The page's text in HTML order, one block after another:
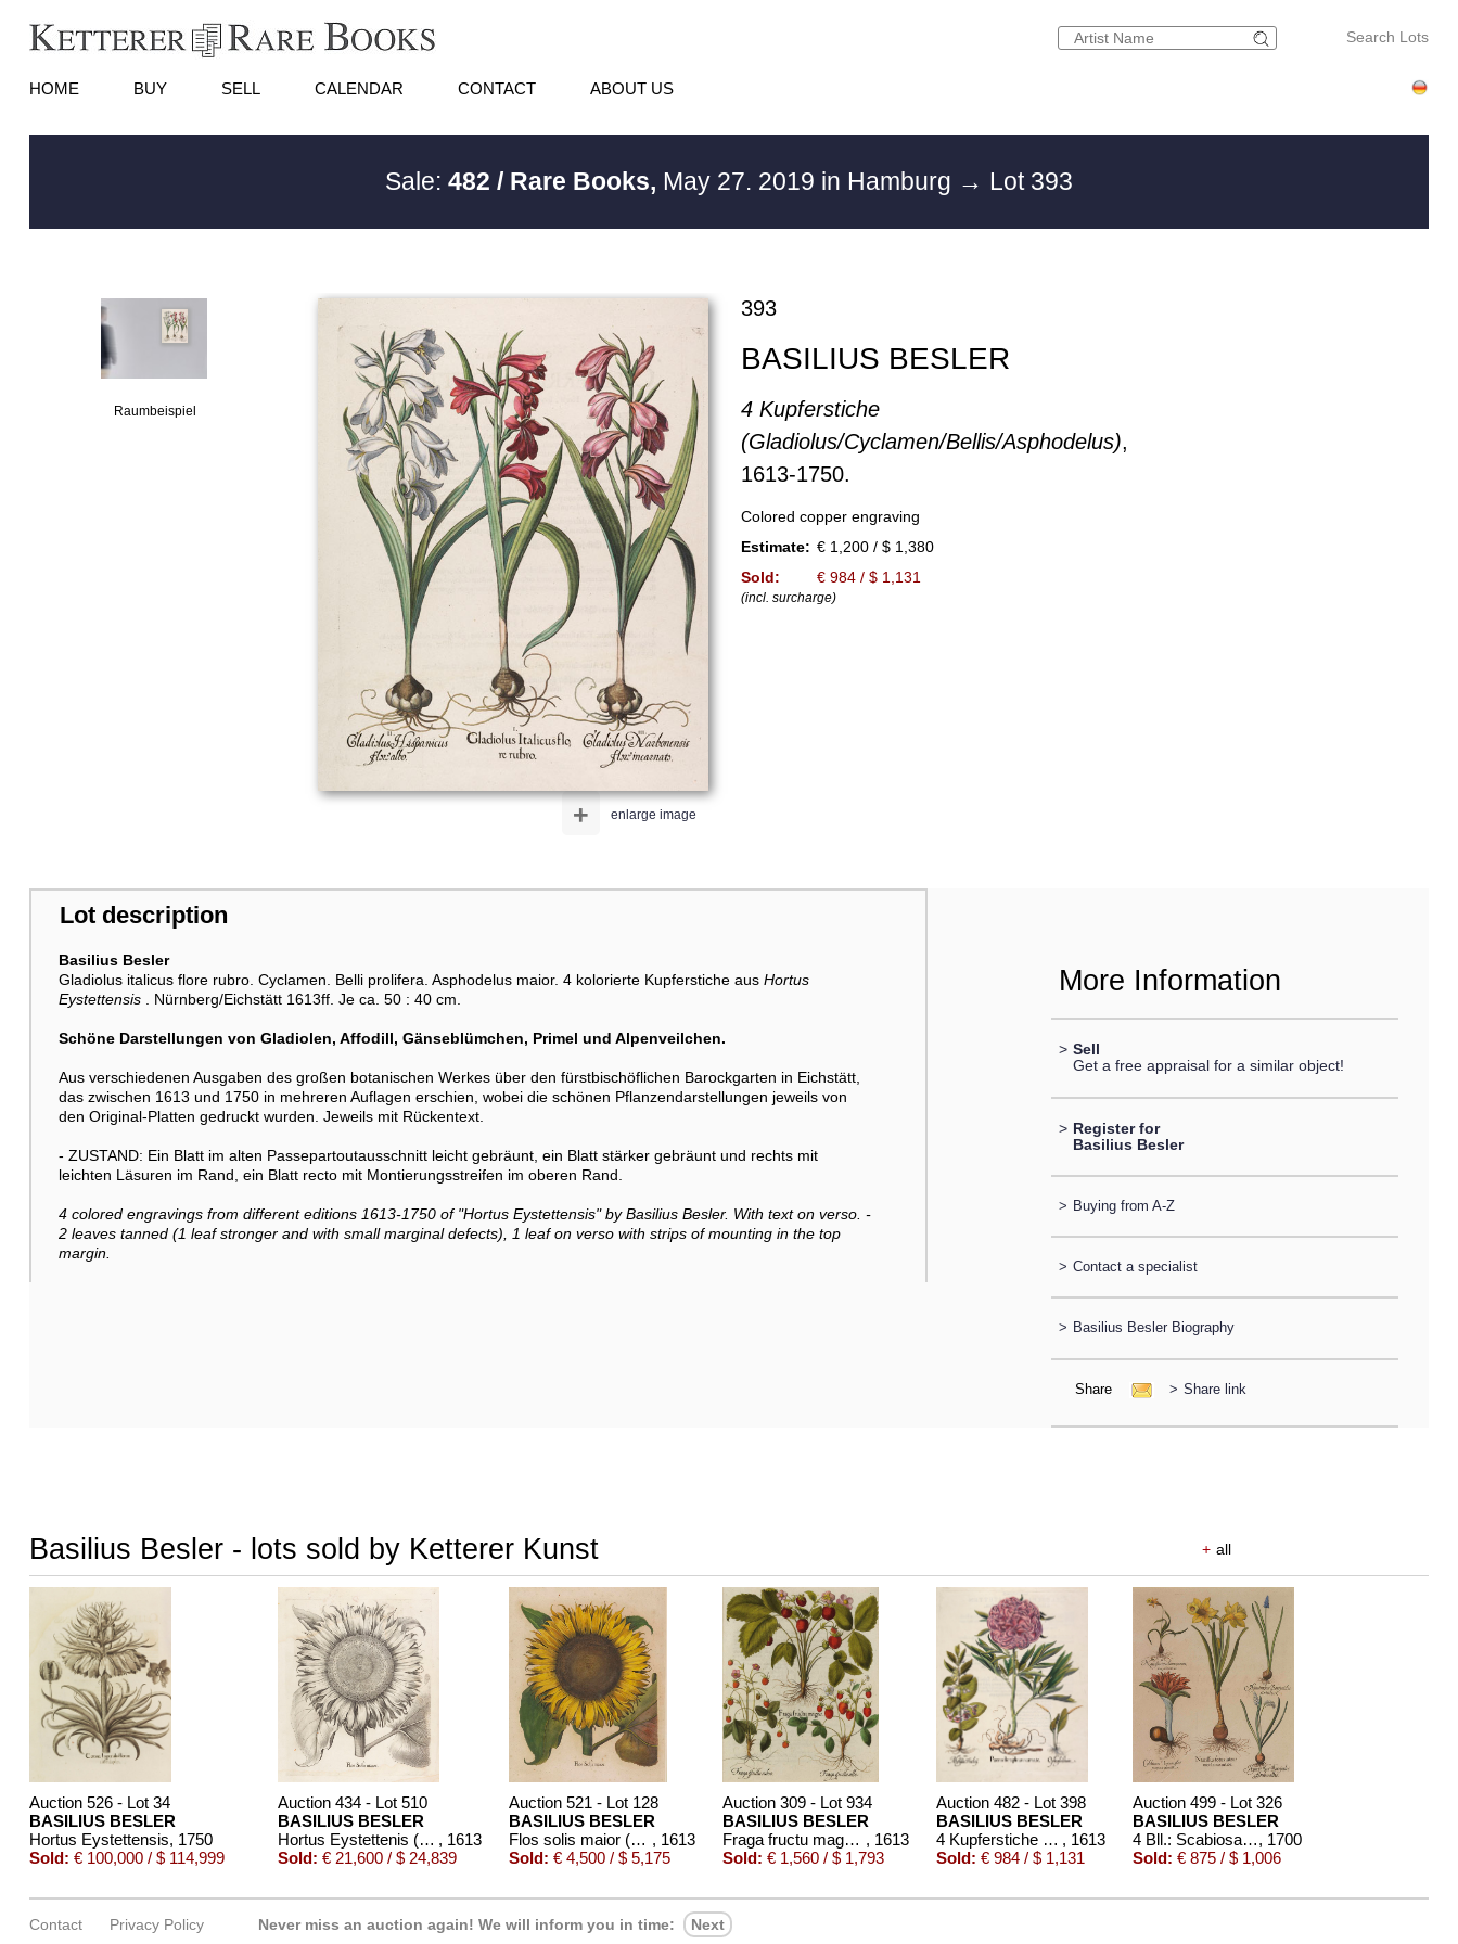
Search Lots
HOME BUY SELL CALENDAR CONTACT ABOUT US
Sale: 482 / Rare Books, May 27. 2019 in Hamburg → Lot 393
Raumbeispiel
enlarge image
+
393
BASILIUS BESLER
4 Kupferstiche
(Gladiolus/Cyclamen/Bellis/Asphodelus),
1613-1750.
Colored copper engraving
Estimate: € 1,200 / $ 1,380
Sold:
€ 984 / $ 1,131
(incl. surcharge)
Lot description
Basilius Besler
Gladiolus italicus flore rubro. Cyclamen. Belli prolifera. Asphodelus maior. 4 kolorierte Kupferstiche aus Hortus
Eystettensis. Nürnberg/Eichstätt 1613ff. Je ca. 50 : 40 cm.
Schöne Darstellungen von Gladiolen, Affodill, Gänseblümchen, Primel und Alpenveilchen.
Aus verschiedenen Ausgaben des großen botanischen Werkes über den fürstbischöflichen Barockgarten in Eichstätt,
das zwischen 1613 und 1750 in mehreren Auflagen erschien, wobei die schönen Pflanzendarstellungen jeweils von
den Original-Platten gedruckt wurden. Jeweils mit Rückentext.
- ZUSTAND: Ein Blatt im alten Passepartoutausschnitt leicht gebräunt, ein Blatt stärker gebräunt und rechts mit
leichten Läsuren im Rand, ein Blatt recto mit Montierungsstreifen im oberen Rand.
4 colored engravings from different editions 1613-1750 of "Hortus Eystettensis" by Basilius Besler. With text on verso. -
2 leaves tanned (1 leaf stronger and with small marginal defects), 1 leaf on verso with strips of mounting in the top
margin.
More Information
> Sell
Get a free appraisal for a similar object!
> Register for
Basilius Besler
> Buying from A-Z
> Contact a specialist
> Basilius Besler Biography
Share > Share link
Basilius Besler - lots sold by Ketterer Kunst + all
Auction 526 - Lot 34
BASILIUS BESLER
Hortus Eystettensis, 1750
Sold: € 100,000 / $ 114,999
Auction 434 - Lot 510
BASILIUS BESLER
Hortus Eystettenis (Fragment mit ca. 190 Bll.) , 1613
Sold: € 21,600 / $ 24,839
Auction 521 - Lot 128
BASILIUS BESLER
Flos solis maior (aus Hortus Eystettensis) , 1613
Sold: € 4,500 / $ 5,175
Auction 309 - Lot 934
BASILIUS BESLER
Fraga fructu magno/Großfrüchtige Erdbeere. , 1613
Sold: € 1,560 / $ 1,793
Auction 482 - Lot 398
BASILIUS BESLER
4 Kupferstiche (Paeonia flore pleno/Iris bulbosa/Tripolium/Arba Judea) , 1613
Sold: € 984 / $ 1,131
Auction 499 - Lot 326
BASILIUS BESLER
4 Bll.: Scabiosa / Valeriana / Paeonia / Narcissus. Aus "Hortus Eystettensis", 1700
Sold: € 875 / $ 1,006
Contact Privacy Policy Never miss an auction again! We will inform you in time: Next